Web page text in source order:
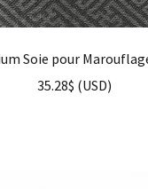
Soie pour
35.28$ (USD)